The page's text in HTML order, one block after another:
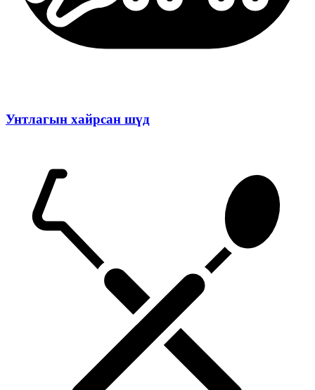
Унтлагын хайрсан шүд